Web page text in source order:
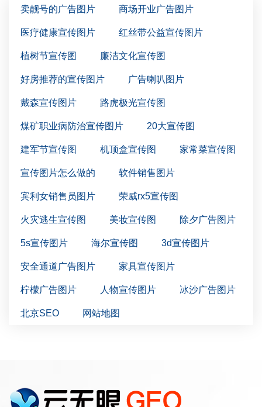
卖靓号的广告图片 商场开业广告图片
医疗健康宣传图片 红丝带公益宣传图片
植树节宣传图 廉洁文化宣传图
好房推荐的宣传图片 广告喇叭图片
戴森宣传图片 路虎极光宣传图
煤矿职业病防治宣传图片 20大宣传图
建军节宣传图 机顶盒宣传图 家常菜宣传图
宣传图片怎么做的 软件销售图片
宾利女销售员图片 荣威rx5宣传图
火灾逃生宣传图 美妆宣传图 除夕广告图片
5s宣传图片 海尔宣传图 3d宣传图片
安全通道广告图片 家具宣传图片
柠檬广告图片 人物宣传图片 冰沙广告图片
北京SEO 网站地图